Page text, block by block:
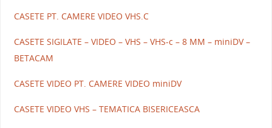
CASETE PT. CAMERE VIDEO VHS.C
CASETE SIGILATE – VIDEO – VHS – VHS-c – 8 MM – miniDV –
BETACAM
CASETE VIDEO PT. CAMERE VIDEO miniDV
CASETE VIDEO VHS – TEMATICA BISERICEASCA